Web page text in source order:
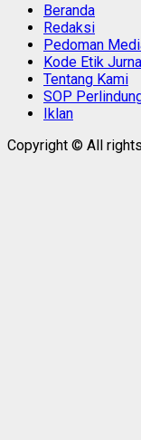
Beranda
Redaksi
Pedoman
Kode Etik
Tentang Kami
SOP
Iklan
Copyright © All